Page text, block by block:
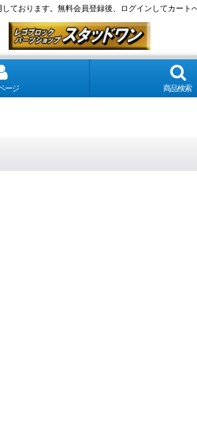
ております。無料会員登録後、ログインしてカート
ージ 商品検索